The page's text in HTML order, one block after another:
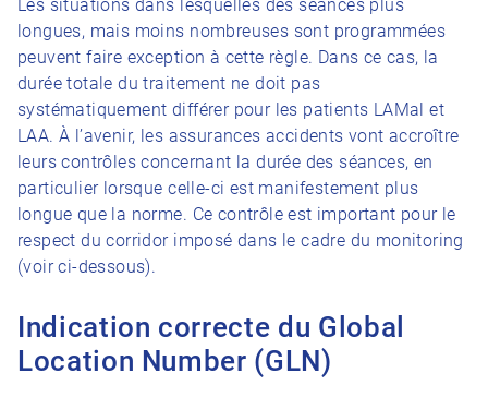
Les situations dans lesquelles des séances plus
longues, mais moins nombreuses sont programmées
peuvent faire exception à cette règle. Dans ce cas, la
durée totale du traitement ne doit pas
systématiquement différer pour les patients LAMal et
LAA. À l’avenir, les assurances accidents vont accroître
leurs contrôles concernant la durée des séances, en
particulier lorsque celle-ci est manifestement plus
longue que la norme. Ce contrôle est important pour le
respect du corridor imposé dans le cadre du monitoring
(voir ci-dessous).
Indication correcte du Global
Location Number (GLN)